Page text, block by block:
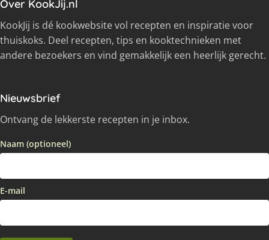
Over KookJij.nl
KookJij is dé kookwebsite vol recepten en inspiratie voor
thuiskoks. Deel recepten, tips en kooktechnieken met
andere bezoekers en vind gemakkelijk een heerlijk gerecht.
Nieuwsbrief
Ontvang de lekkerste recepten in je inbox.
Naam (optioneel)
E-mail